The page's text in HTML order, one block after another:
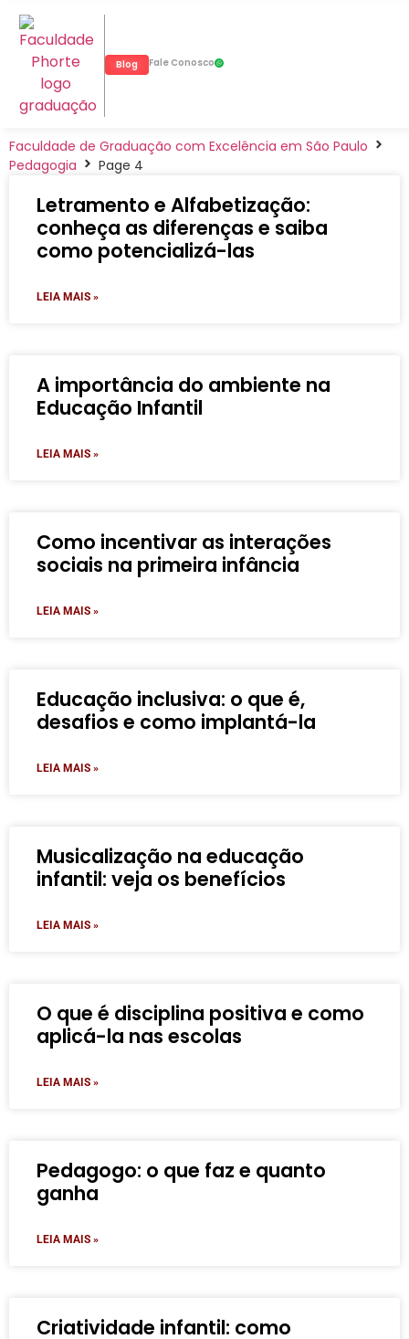
Blog Fale Conosco
Faculdade de Graduação com Excelência em São Paulo
Pedagogia
Page 4
Letramento e Alfabetização:
conheça as diferenças e saiba
como potencializá-las
LEIA MAIS »
A importância do ambiente na
Educação Infantil
LEIA MAIS »
Como incentivar as interações
sociais na primeira infância
LEIA MAIS »
Educação inclusiva: o que é,
desafios e como implantá-la
LEIA MAIS »
Musicalização na educação
infantil: veja os benefícios
LEIA MAIS »
O que é disciplina positiva e como
aplicá-la nas escolas
LEIA MAIS »
Pedagogo: o que faz e quanto
ganha
LEIA MAIS »
Criatividade infantil: como